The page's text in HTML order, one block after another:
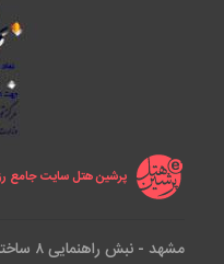
پرشین هتل سایت جامع
مشهد - نبش راهنمایی ۸ ساختمان ممتاز